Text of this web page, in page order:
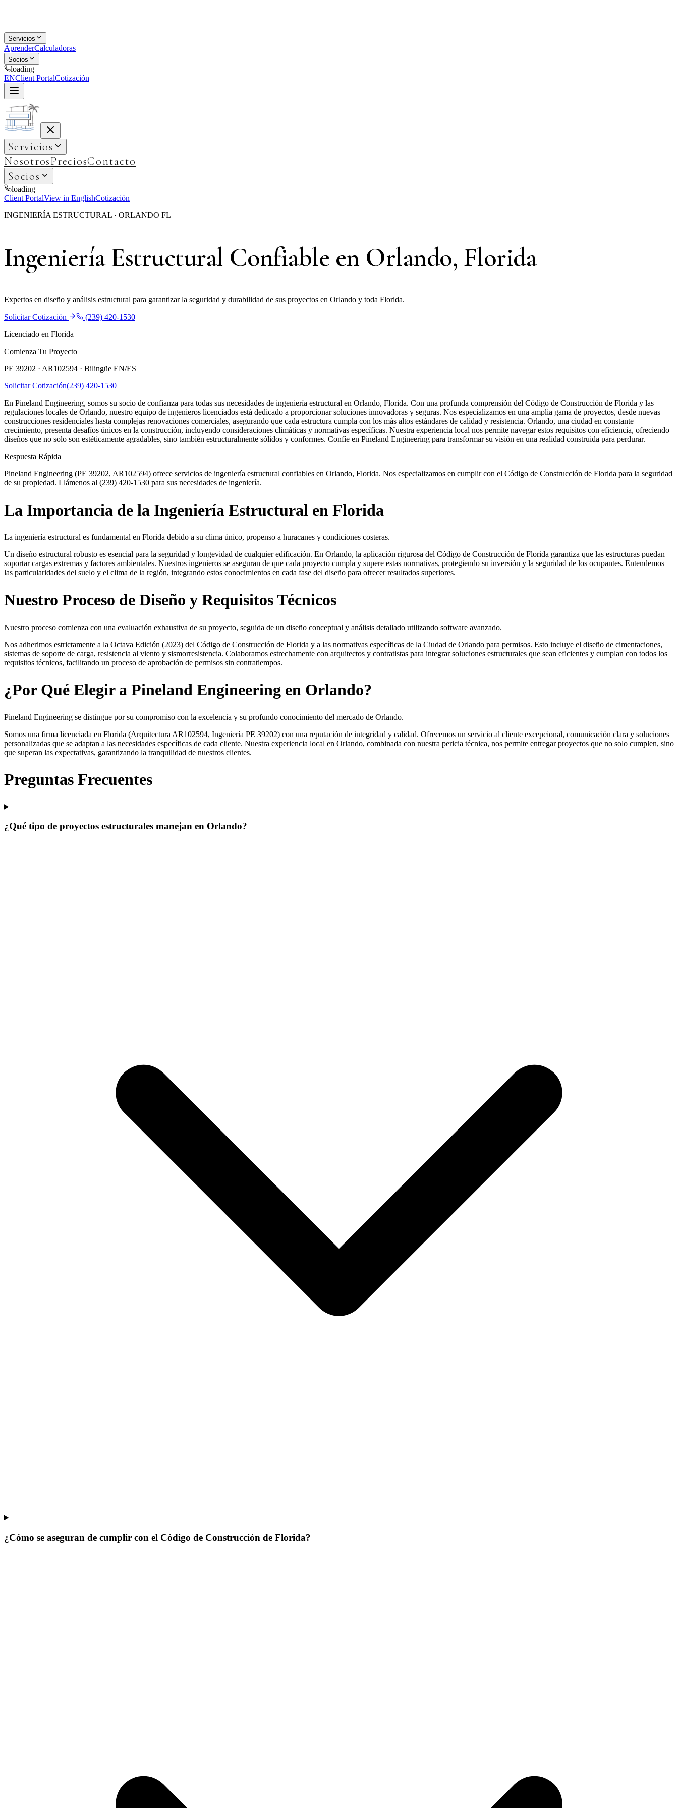
Servicios
AprenderCalculadoras
Socios
loading
ENClient PortalCotización
Servicios
NosotrosPreciosContacto
Socios
loading
Client PortalView in EnglishCotización
INGENIERÍA ESTRUCTURAL · ORLANDO FL
Ingeniería Estructural Confiable en Orlando, Florida
Expertos en diseño y análisis estructural para garantizar la seguridad y durabilidad de sus proyectos en Orlando y toda Florida.
Solicitar Cotización
(239) 420-1530
Licenciado en Florida
Comienza Tu Proyecto
PE 39202 · AR102594 · Bilingüe EN/ES
Solicitar Cotización(239) 420-1530
En Pineland Engineering, somos su socio de confianza para todas sus necesidades de ingeniería estructural en Orlando, Florida. Con una profunda comprensión del Código de Construcción de Florida y las
regulaciones locales de Orlando, nuestro equipo de ingenieros licenciados está dedicado a proporcionar soluciones innovadoras y seguras. Nos especializamos en una amplia gama de proyectos, desde nuevas
construcciones residenciales hasta complejas renovaciones comerciales, asegurando que cada estructura cumpla con los más altos estándares de calidad y resistencia. Orlando, una ciudad en constante
crecimiento, presenta desafíos únicos en la construcción, incluyendo consideraciones climáticas y normativas específicas. Nuestra experiencia local nos permite navegar estos requisitos con eficiencia, ofreciendo
diseños que no solo son estéticamente agradables, sino también estructuralmente sólidos y conformes. Confíe en Pineland Engineering para transformar su visión en una realidad construida para perdurar.
Respuesta Rápida
Pineland Engineering (PE 39202, AR102594) ofrece servicios de ingeniería estructural confiables en Orlando, Florida. Nos especializamos en cumplir con el Código de Construcción de Florida para la seguridad
de su propiedad. Llámenos al (239) 420-1530 para sus necesidades de ingeniería.
La Importancia de la Ingeniería Estructural en Florida
La ingeniería estructural es fundamental en Florida debido a su clima único, propenso a huracanes y condiciones costeras.
Un diseño estructural robusto es esencial para la seguridad y longevidad de cualquier edificación. En Orlando, la aplicación rigurosa del Código de Construcción de Florida garantiza que las estructuras puedan
soportar cargas extremas y factores ambientales. Nuestros ingenieros se aseguran de que cada proyecto cumpla y supere estas normativas, protegiendo su inversión y la seguridad de los ocupantes. Entendemos
las particularidades del suelo y el clima de la región, integrando estos conocimientos en cada fase del diseño para ofrecer resultados superiores.
Nuestro Proceso de Diseño y Requisitos Técnicos
Nuestro proceso comienza con una evaluación exhaustiva de su proyecto, seguida de un diseño conceptual y análisis detallado utilizando software avanzado.
Nos adherimos estrictamente a la Octava Edición (2023) del Código de Construcción de Florida y a las normativas específicas de la Ciudad de Orlando para permisos. Esto incluye el diseño de cimentaciones,
sistemas de soporte de carga, resistencia al viento y sismorresistencia. Colaboramos estrechamente con arquitectos y contratistas para integrar soluciones estructurales que sean eficientes y cumplan con todos los
requisitos técnicos, facilitando un proceso de aprobación de permisos sin contratiempos.
¿Por Qué Elegir a Pineland Engineering en Orlando?
Pineland Engineering se distingue por su compromiso con la excelencia y su profundo conocimiento del mercado de Orlando.
Somos una firma licenciada en Florida (Arquitectura AR102594, Ingeniería PE 39202) con una reputación de integridad y calidad. Ofrecemos un servicio al cliente excepcional, comunicación clara y soluciones
personalizadas que se adaptan a las necesidades específicas de cada cliente. Nuestra experiencia local en Orlando, combinada con nuestra pericia técnica, nos permite entregar proyectos que no solo cumplen, sino
que superan las expectativas, garantizando la tranquilidad de nuestros clientes.
Preguntas Frecuentes
¿Qué tipo de proyectos estructurales manejan en Orlando?
¿Cómo se aseguran de cumplir con el Código de Construcción de Florida?